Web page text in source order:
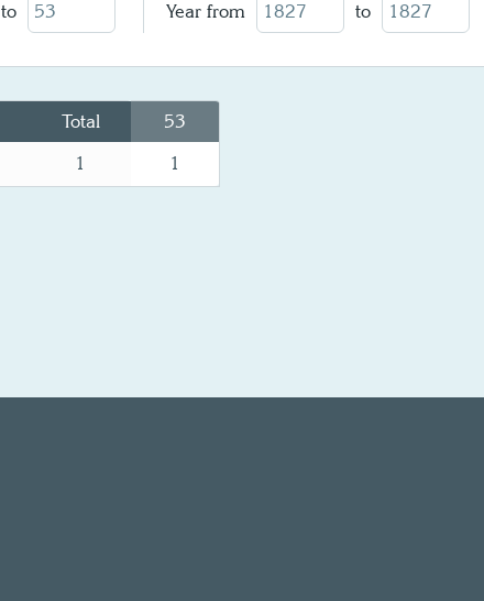
to Year from to
Total
1
53
1